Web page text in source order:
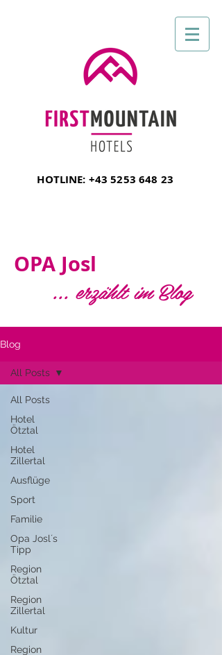
HOTLINE: +43 5253 648 23
OPA Josl
... erzählt im Blog
Blog
All Posts
Hotel
Ötztal
Hotel
Zillertal
Ausflüge
Sport
Familie
Opa Josl´s
Tipp
Region
Ötztal
Region
Zillertal
Kultur
Region
All Posts